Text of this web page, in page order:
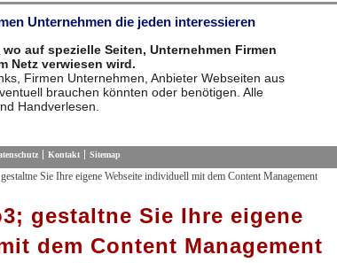
Unternehmen die jeden interessieren
auf spezielle Seiten, Unternehmen Firmen
Netz verwiesen wird.
Firmen Unternehmen, Anbieter Webseiten aus
brauchen könnten oder benötigen. Alle
Handverlesen.
Kontakt Sitemap
Sie Ihre eigene Webseite individuell mit dem Content Management
gestaltne Sie Ihre eigene
dem Content Management